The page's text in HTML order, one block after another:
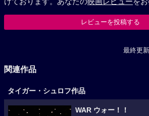
レビューを投稿する
最終更
関連作品
タイガー・シュロフ作品
WAR ウォー！！